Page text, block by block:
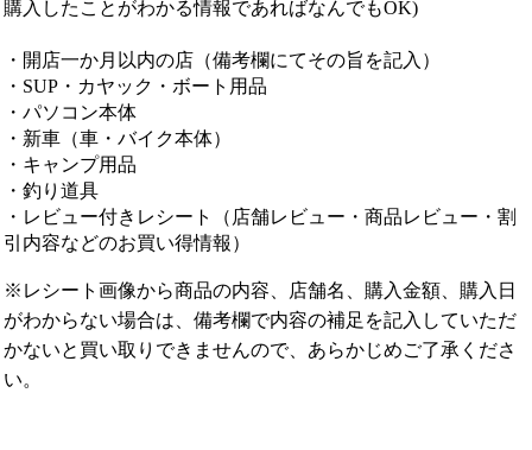
購入したことがわかる情報であればなんでもOK)
・開店一か月以内の店（備考欄にてその旨を記入）
・SUP・カヤック・ボート用品
・パソコン本体
・新車（車・バイク本体）
・キャンプ用品
・釣り道具
・レビュー付きレシート（店舗レビュー・商品レビュー・割
引内容などのお買い得情報）
※レシート画像から商品の内容、店舗名、購入金額、購入日
がわからない場合は、備考欄で内容の補足を記入していただ
かないと買い取りできませんので、あらかじめご了承くださ
い。